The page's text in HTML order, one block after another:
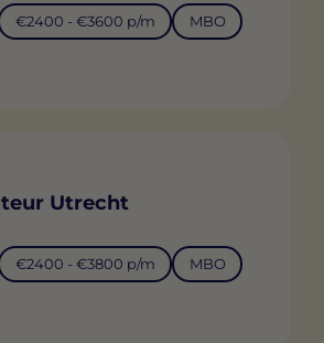
€2400 - €3600 p/m MBO
Utrecht
€2400 - €3800 p/m MBO